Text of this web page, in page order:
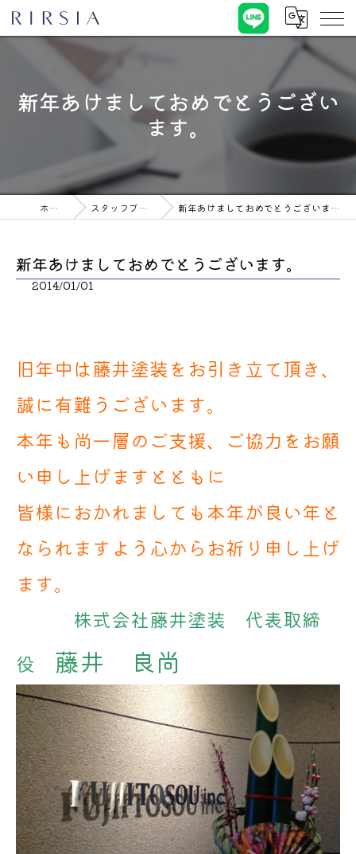
新年あけましておめでとうござい
ます。
ホーム スタッフブログ 新年あけましておめでとうございます。
新年あけましておめでとうございます。
2014/01/01
旧年中は藤井塗装をお引き立て頂き、
誠に有難うございます。
本年も尚一層のご支援、ご協力をお願
い申し上げますとともに
皆様におかれましても本年が良い年と
なられますよう心からお祈り申し上げ
ます。
株式会社藤井塗装 代表取締
役 藤井 良尚